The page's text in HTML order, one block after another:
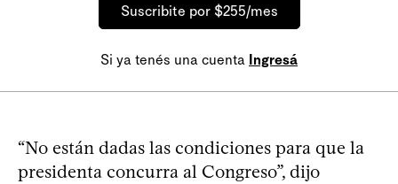
Suscribite por $255/mes
Si ya tenés una cuenta Ingresá
“No están dadas las condiciones para que la
presidenta concurra al Congreso”, dijo